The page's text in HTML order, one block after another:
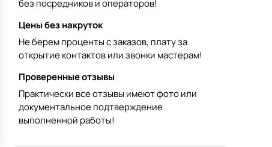
без посредников и операторов!
Цены без накруток
Не берем проценты с заказов, плату за
открытие контактов или звонки мастерам!
Проверенные отзывы
Практически все отзывы имеют фото или
документальное подтверждение
выполненной работы!